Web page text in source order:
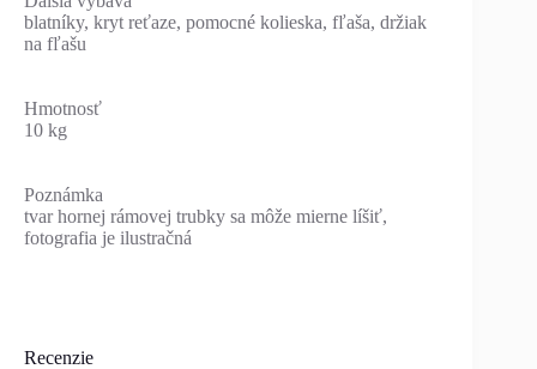
blatníky, kryt reťaze, pomocné kolieska, fľaša, držiak
na fľašu
Hmotnosť
10 kg
Poznámka
tvar hornej rámovej trubky sa môže mierne líšiť,
fotografia je ilustračná
Recenzie